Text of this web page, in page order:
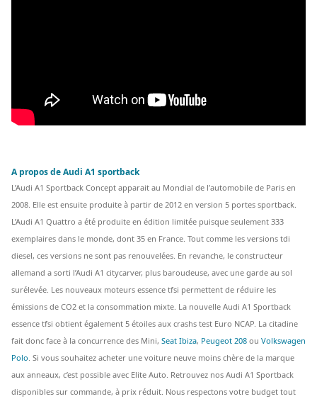
A propos de Audi A1 sportback
L’Audi A1 Sportback Concept apparait au Mondial de l’automobile de Paris en
2008. Elle est ensuite produite à partir de 2012 en version 5 portes sportback.
L’Audi A1 Quattro a été produite en édition limitée puisque seulement 333
exemplaires dans le monde, dont 35 en France. Tout comme les versions tdi
diesel, ces versions ne sont pas renouvelées. En revanche, le constructeur
allemand a sorti l’Audi A1 citycarver, plus baroudeuse, avec une garde au sol
surélevée. Les nouveaux moteurs essence tfsi permettent de réduire les
émissions de CO2 et la consommation mixte. La nouvelle Audi A1 Sportback
essence tfsi obtient également 5 étoiles aux crashs test Euro NCAP. La citadine
fait donc face à la concurrence des Mini, Seat Ibiza, Peugeot 208 ou Volkswagen
Polo. Si vous souhaitez acheter une voiture neuve moins chère de la marque
aux anneaux, c’est possible avec Elite Auto. Retrouvez nos Audi A1 Sportback
disponibles sur commande, à prix réduit. Nous respectons votre budget tout